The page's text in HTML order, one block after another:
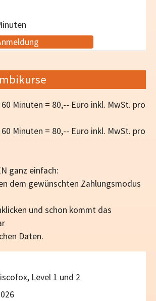
60 Minuten = 80,-- Euro inkl. MwSt. pro
60 Minuten = 80,-- Euro inkl. MwSt. pro
ganz einfach:
dem gewünschten Zahlungsmodus
und schon kommt das
Daten.
Level 1 und 2